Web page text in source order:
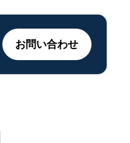
お問い合わせ